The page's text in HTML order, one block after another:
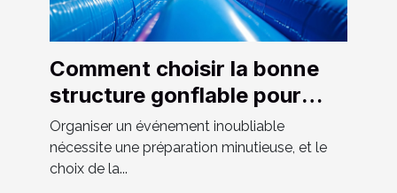
Comment choisir la bonne
structure gonflable pour
votre événement
Organiser un événement inoubliable
nécessite une préparation minutieuse, et le
choix de la...